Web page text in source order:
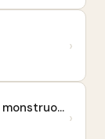
›
Academia Cranston: Escuela de monstruos
›